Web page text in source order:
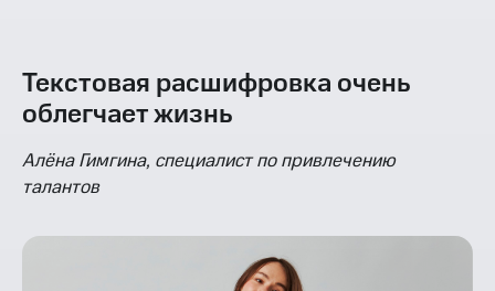
Текстовая расшифровка очень
облегчает жизнь
Алёна Гимгина, специалист по привлечению
талантов